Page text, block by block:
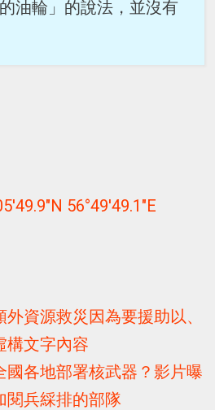
油輪」的說法，並沒有
56°49'49.1"E
外資源救災因為要援助以、
構文字內容
國各地部署核武器？影片曝
閱兵綵排的部隊